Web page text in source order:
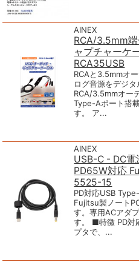
AINEX
RCA/3.5mm
ャプチャーケ
RCA35USB
RCAと3.5mmオ
ログ音源をデジ
RCA/3.5mmオー
Type-Aポート搭
す。 ア...
AINEX
USB-C - DC
PD65W対応
5525-15
PD対応USB
Fujitsu製ノート
す。専用ACアダ
す。 ■特徴 PD対
プタで、...